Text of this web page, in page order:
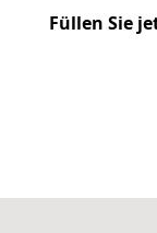
Füllen Sie